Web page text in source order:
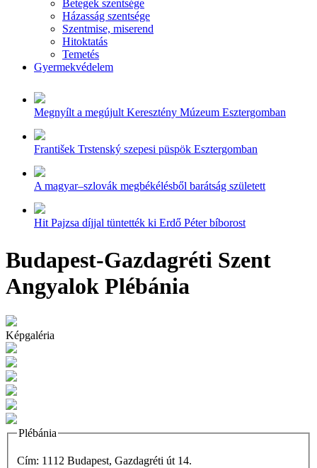
Betegek szentsége
Házasság szentsége
Szentmise, miserend
Hitoktatás
Temetés
Gyermekvédelem
Megnyílt a megújult Keresztény Múzeum Esztergomban
František Trstenský szepesi püspök Esztergomban
A magyar–szlovák megbékélésből barátság született
Hit Pajzsa díjjal tüntették ki Erdő Péter bíborost
Budapest-Gazdagréti Szent
Angyalok Plébánia
Képgaléria
Plébánia
Cím: 1112 Budapest, Gazdagréti út 14.